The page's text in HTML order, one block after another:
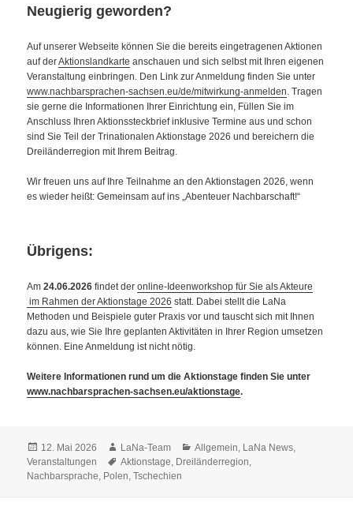
Neugierig geworden?
Auf unserer Webseite können Sie die bereits eingetragenen Aktionen
auf derAktionslandkarte anschauen und sich selbst mit Ihren eigenen
Veranstaltung einbringen. Den Link zur Anmeldung finden Sie unter
www.nachbarsprachen-sachsen.eu/de/mitwirkung-anmelden . Tragen
sie gerne die Informationen Ihrer Einrichtung ein, Füllen Sie im
Anschluss Ihren Aktionssteckbrief inklusive Termine aus und schon
sind Sie Teil der Trinationalen Aktionstage 2026 und bereichern die
Dreiländerregion mit Ihrem Beitrag.
Wir freuen uns auf Ihre Teilnahme an den Aktionstagen 2026, wenn
es wieder heißt: Gemeinsam auf ins „Abenteuer Nachbarschaft!“
Übrigens:
Am24.06.2026 findet deronline-Ideenworkshop für Sie als Akteure
im Rahmen der Aktionstage 2026 statt. Dabei stellt die LaNa
Methoden und Beispiele guter Praxis vor und tauscht sich mit Ihnen
dazu aus, wie Sie Ihre geplanten Aktivitäten in Ihrer Region umsetzen
können. Eine Anmeldung ist nicht nötig.
Weitere Informationen rund um die Aktionstage finden Sie unter
www.nachbarsprachen-sachsen.eu/aktionstage.
Veröffentlicht
am
12. Mai 2026 Autor
LaNa-Team Kategorien
Allgemein LaNa News
Veranstaltungen
Schlagwörter
Aktionstage Dreiländerregion
Nachbarsprache Polen ,Tschechien